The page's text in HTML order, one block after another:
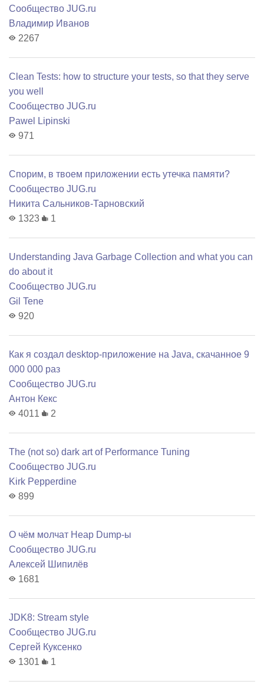
Сообщество JUG.ru
Владимир Иванов
2267
Clean Tests: how to structure your tests, so that they serve
you well
Сообщество JUG.ru
Pawel Lipinski
971
Спорим, в твоем приложении есть утечка памяти?
Сообщество JUG.ru
Никита Сальников-Тарновский
1323
1
Understanding Java Garbage Collection and what you can
do about it
Сообщество JUG.ru
Gil Tene
920
Как я создал desktop-приложение на Java, скачанное 9
000 000 раз
Сообщество JUG.ru
Антон Кекс
4011
2
The (not so) dark art of Performance Tuning
Сообщество JUG.ru
Kirk Pepperdine
899
О чём молчат Heap Dump-ы
Сообщество JUG.ru
Алексей Шипилёв
1681
JDK8: Stream style
Сообщество JUG.ru
Сергей Куксенко
1301
1